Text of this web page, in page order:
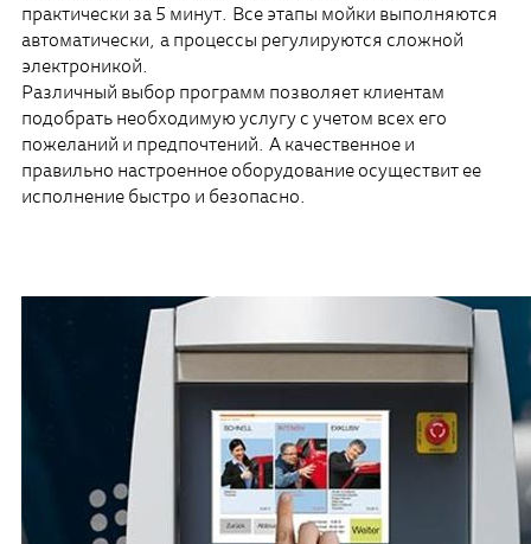
практически за 5 минут. Все этапы мойки выполняются
автоматически, а процессы регулируются сложной
электроникой.
Различный выбор программ позволяет клиентам
подобрать необходимую услугу с учетом всех его
пожеланий и предпочтений. А качественное и
правильно настроенное оборудование осуществит ее
исполнение быстро и безопасно.